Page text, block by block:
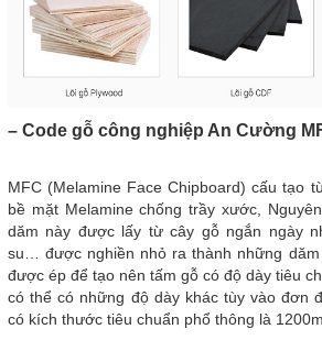
– Code gỗ công nghiệp An Cường
MFC (Melamine Face Chipboard) cấu tạo
bề mặt Melamine chống trầy xước,
dăm này được lấy từ cây gỗ ngắn ngày
su… được nghiền nhỏ ra thành những
được ép để tạo nên tấm gỗ có độ dày tiêu
có thể có những độ dày khác tùy vào đơn
có kích thước tiêu chuẩn phổ thông là